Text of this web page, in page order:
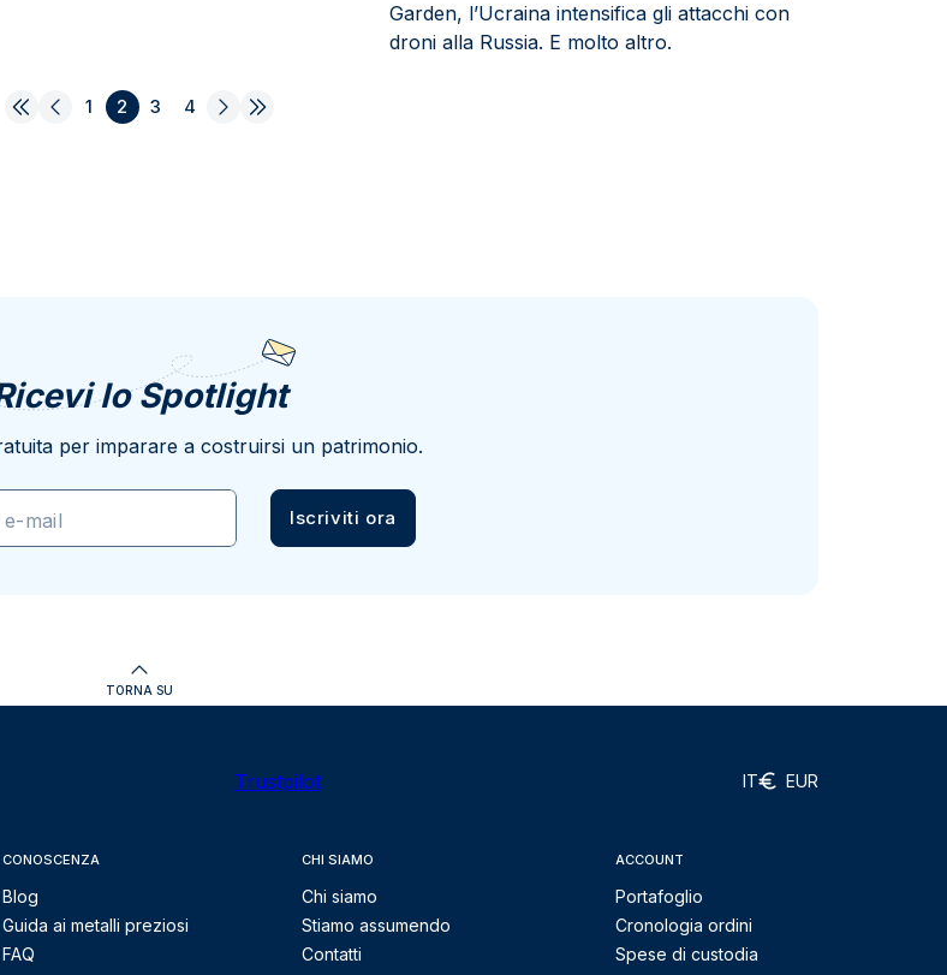
Garden, l’Ucraina intensifica gli attacchi con
droni alla Russia. E molto altro.
1 2 3 4
lo Spotlight
per imparare a costruirsi un patrimonio.
mail Iscriviti ora
TORNA SU
Trustpilot IT EUR
CONOSCENZA
Blog
Guida ai metalli preziosi
FAQ
CHI SIAMO
Chi siamo
Stiamo assumendo
Contatti
ACCOUNT
Portafoglio
Cronologia ordini
Spese di custodia